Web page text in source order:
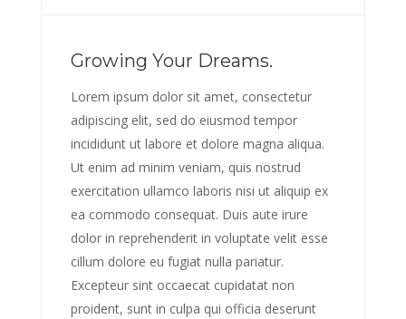
Growing Your Dreams.
Lorem ipsum dolor sit amet, consectetur
adipiscing elit, sed do eiusmod tempor
incididunt ut labore et dolore magna aliqua.
Ut enim ad minim veniam, quis nostrud
exercitation ullamco laboris nisi ut aliquip ex
ea commodo consequat. Duis aute irure
dolor in reprehenderit in voluptate velit esse
cillum dolore eu fugiat nulla pariatur.
Excepteur sint occaecat cupidatat non
proident, sunt in culpa qui officia deserunt